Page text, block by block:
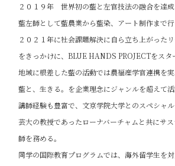
２０１９年 世界初の藍と左官技法の融合を達成
藍左師として藍農業から藍染、アート制作まで行
２０２１年に社会課題解決に自ら立ち上がった
をきっかけに、BLUE HANDS PROJECTをスタ
地域に根差した藍の活動では農福産学官連携を実
藍と、生きる。を企業理念にジャンルを超えて活
講師経験も豊富で、文京学院大学とのスペシャ
芸大の教授であったローナバーチャムと共にサ
師を務める。
同学の国際教育プログラムでは、海外留学生を